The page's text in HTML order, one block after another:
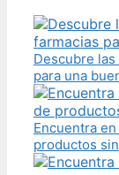
Descubre
para una
Encuentra
productos